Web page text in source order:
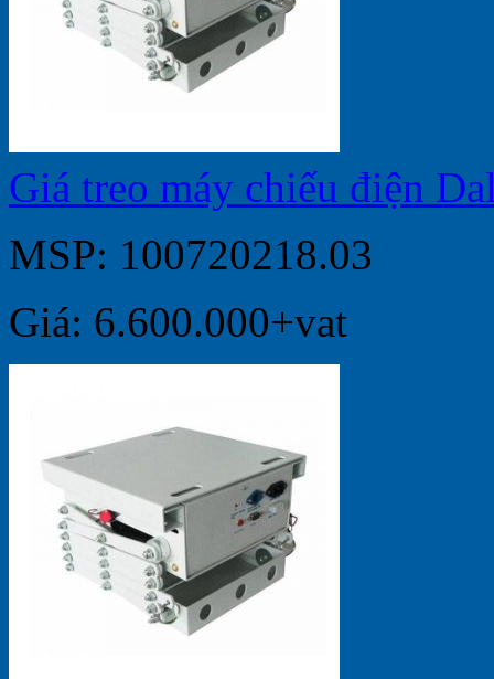
Giá treo máy chiếu điện
MSP: 100720218.03
Giá: 6.600.000+vat